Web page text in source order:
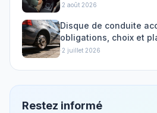
·2 août 2026
Disque de conduite
obligations, choix et
·2 juillet 2026
Restez informé